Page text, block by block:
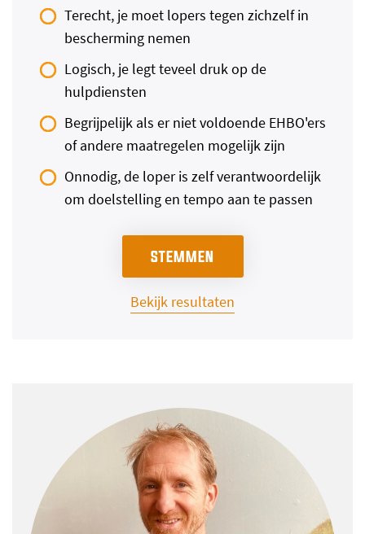
Terecht, je moet lopers tegen zichzelf in
bescherming nemen
Logisch, je legt teveel druk op de
hulpdiensten
Begrijpelijk als er niet voldoende EHBO'ers
of andere maatregelen mogelijk zijn
Onnodig, de loper is zelf verantwoordelijk
om doelstelling en tempo aan te passen
Bekijk resultaten